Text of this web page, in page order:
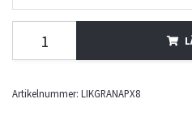
Artikelnummer: LIKGRANAPX8